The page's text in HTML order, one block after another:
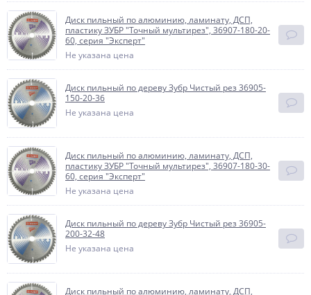
Диск пильный по алюминию, ламинату, ДСП,
пластику ЗУБР "Точный мультирез", 36907-180-20-
60, серия "Эксперт"
Не указана цена
Диск пильный по дереву Зубр Чистый рез 36905-
150-20-36
Не указана цена
Диск пильный по алюминию, ламинату, ДСП,
пластику ЗУБР "Точный мультирез", 36907-180-30-
60, серия "Эксперт"
Не указана цена
Диск пильный по дереву Зубр Чистый рез 36905-
200-32-48
Не указана цена
Диск пильный по алюминию, ламинату, ДСП,